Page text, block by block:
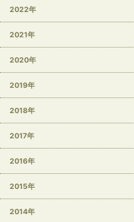
2022年
2021年
2020年
2019年
2018年
2017年
2016年
2015年
2014年